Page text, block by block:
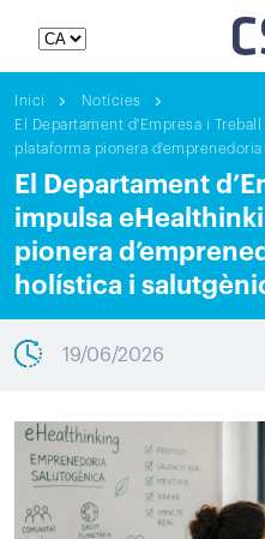
Inici
Notícies
El Departament d'Empresa i
plataforma pionera
El Departament
impulsa
pionera
holística i
19/06/2026